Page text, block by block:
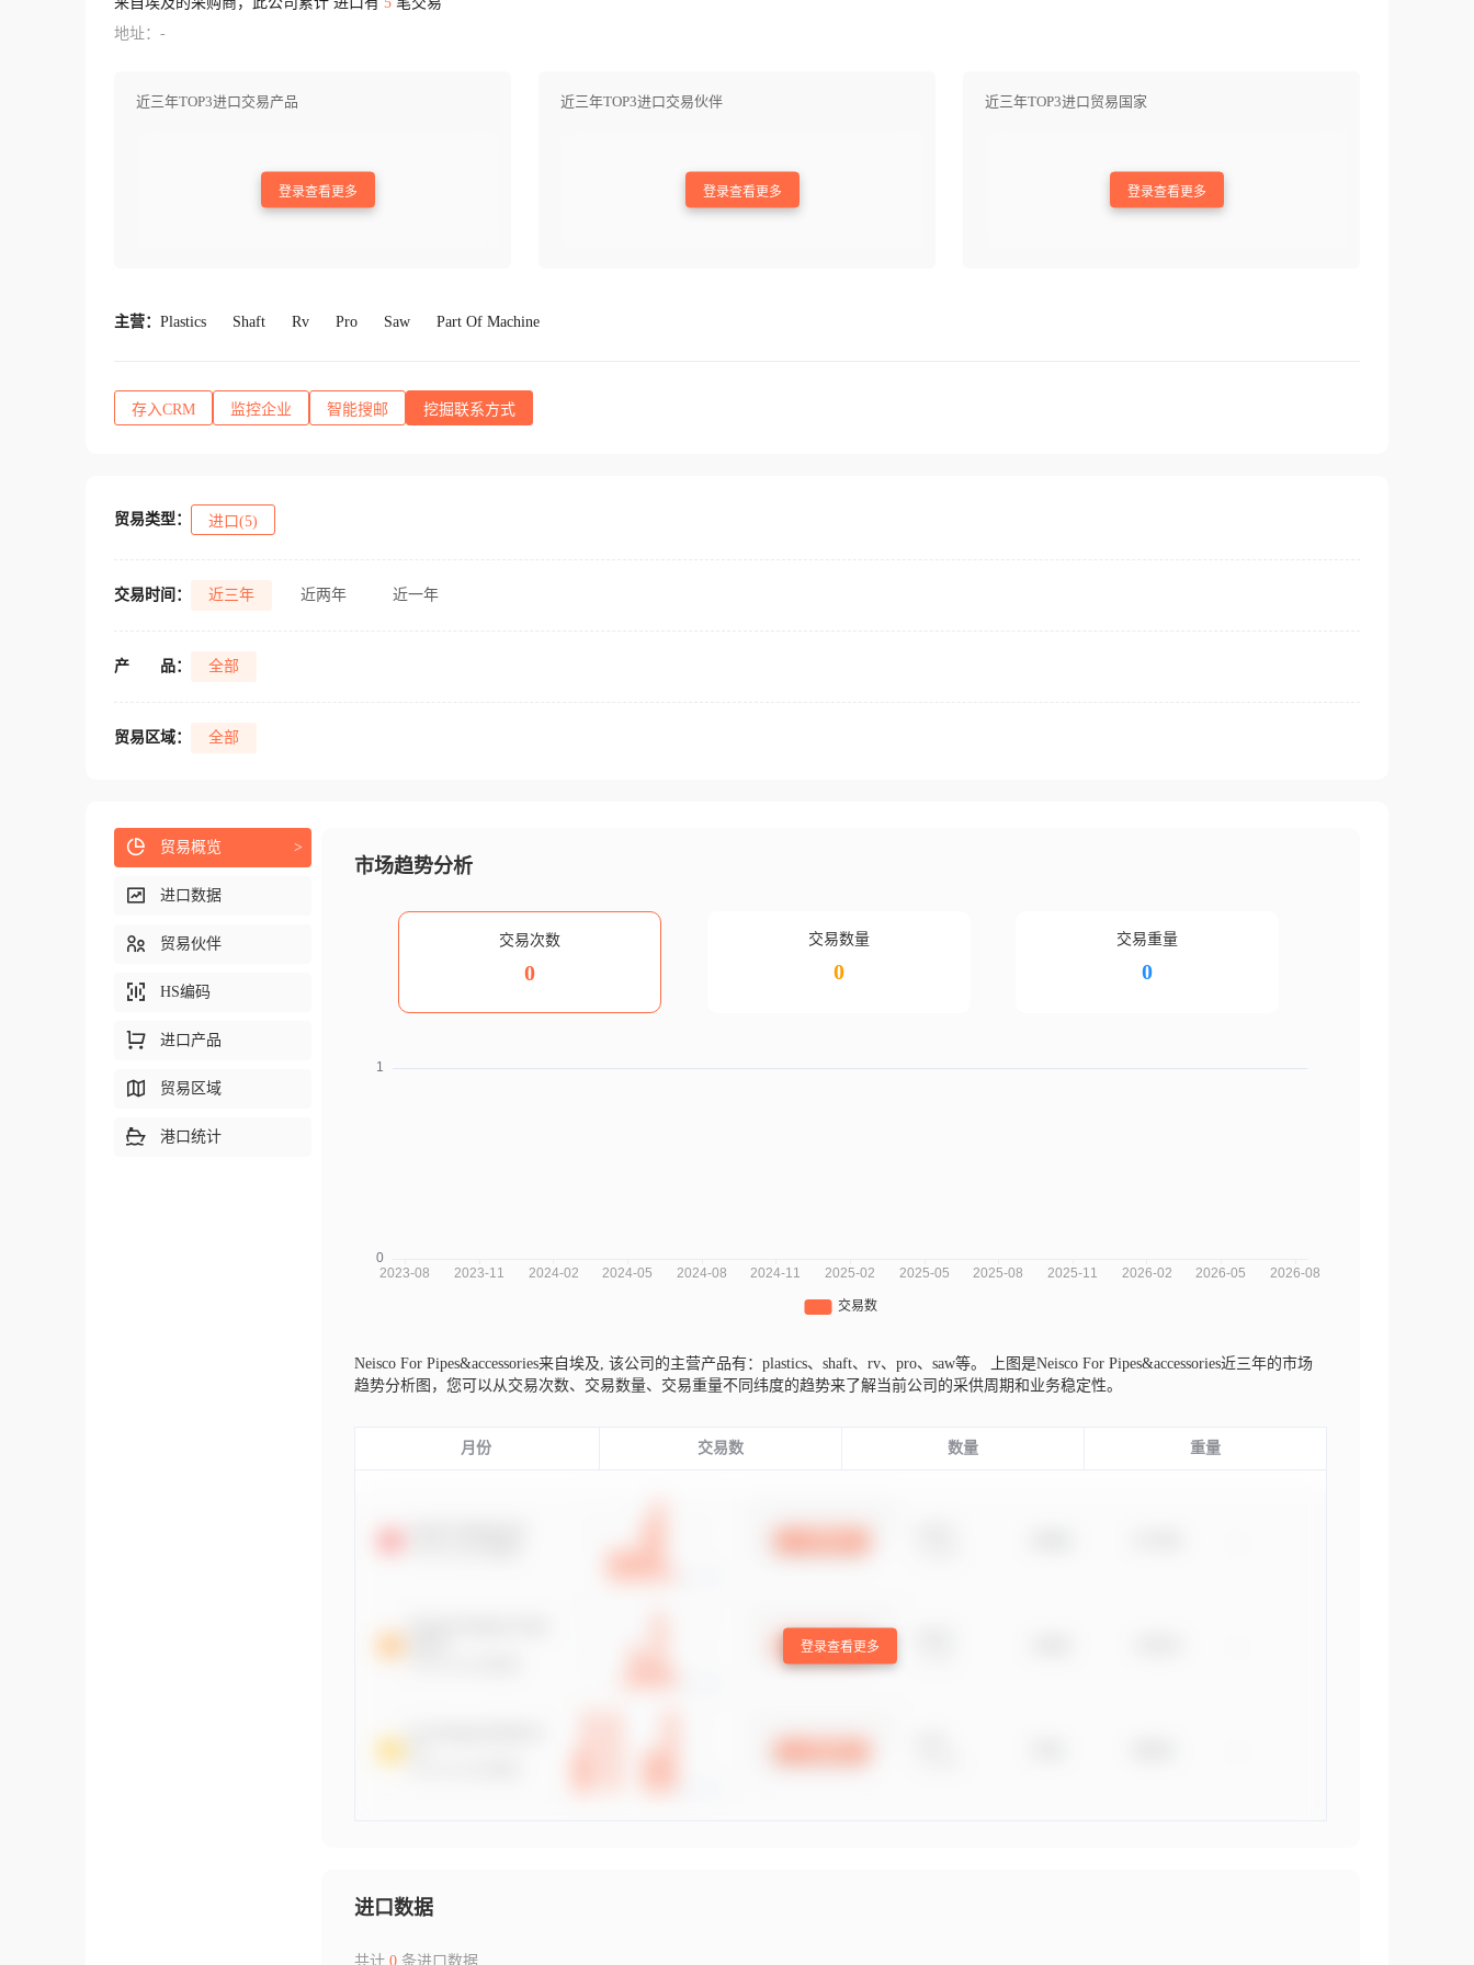
地址：-
近三年TOP3进口交易产品
登录查看更多
近三年TOP3进口交易伙伴
登录查看更多
近三年TOP3进口贸易国家
登录查看更多
主营： Plastics Shaft Rv Pro Saw Part Of Machine
存入CRM 监控企业 智能搜邮 挖掘联系方式
贸易类型： 进口(5)
交易时间： 近三年 近两年 近一年
产 品： 全部
贸易区域： 全部
市场趋势分析
交易次数
0
交易数量
0
交易重量
0
Neisco For Pipes&accessories来自埃及, 该公司的主营产品有：plastics、shaft、rv、pro、saw等。
上图是Neisco For Pipes&accessories近三年的市场
趋势分析图，您可以从交易次数、交易数量、交易重量不同纬度的趋势来了解当前公司的采供周期和业务稳定性。
月份 交易数 数量 重量
登录查看更多
进口数据
共计 0条进口数据
贸易概览 >
进口数据
贸易伙伴
HS编码
进口产品
贸易区域
港口统计